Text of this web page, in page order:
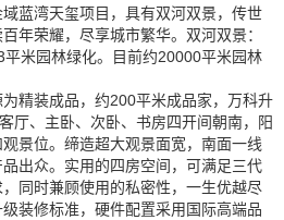
蓝湾天玺项目，具有双河双景，传世
年荣耀，尽享城市繁华。双河双景：
米园林绿化。目前约20000平米园林
精装成品，约200平米成品家，万科升
厅、主卧、次卧、书房四开间朝南，阳
景位。缔造超大观景面宽，南面一线
出众。实用的四房空间，可满足三代
同时兼顾使用的私密性，一生优越尽
装修标准，硬件配置采用国际高端品